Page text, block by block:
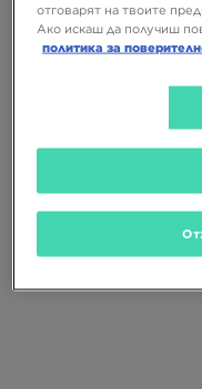
Няма
отговарят на твоите
Ако искаш да получиш
политика за